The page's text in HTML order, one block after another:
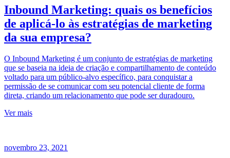
Inbound Marketing: quais os benefícios
de aplicá-lo às estratégias de marketing
da sua empresa?
O Inbound Marketing é um conjunto de estratégias de marketing
que se baseia na ideia de criação e compartilhamento de conteúdo
voltado para um público-alvo específico, para conquistar a
permissão de se comunicar com seu potencial cliente de forma
direta, criando um relacionamento que pode ser duradouro.
Ver mais
novembro 23, 2021